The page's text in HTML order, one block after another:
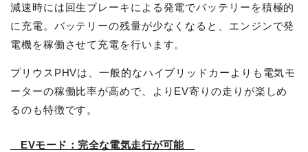
減速時には回生ブレーキによる発電でバッテリーを積極的
に充電。バッテリーの残量が少なくなると、エンジンで発
電機を稼働させて充電を行います。
プリウスPHVは、一般的なハイブリッドカーよりも電気モ
ーターの稼働比率が高めで、よりEV寄りの走りが楽しめ
るのも特徴です。
EVモード：完全な電気走行が可能